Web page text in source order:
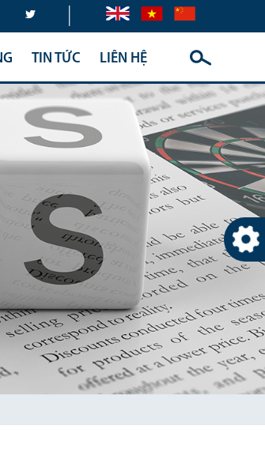
TIN TỨC LIÊN HỆ